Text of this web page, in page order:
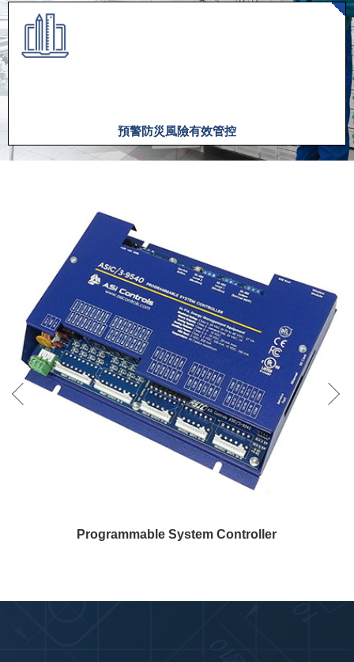
預警防災風險有效管控
Programmable System Controller